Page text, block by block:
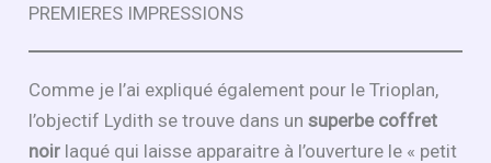
PREMIERES IMPRESSIONS
Comme je l’ai expliqué également pour le Trioplan,
l’objectif Lydith se trouve dans unsuperbe coffret
noir laqué qui laisse apparaitre à l’ouverture le « petit